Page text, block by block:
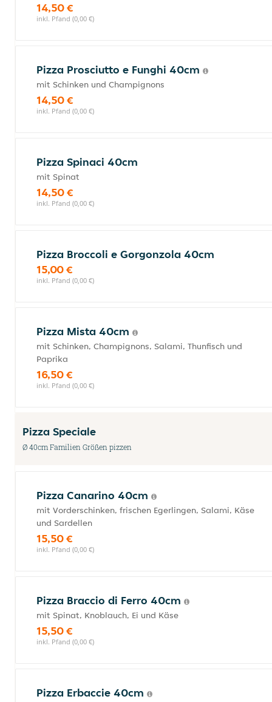
14,50 €
inkl. Pfand (0,00 €)
Pizza Prosciutto e Funghi 40cm
mit Schinken und Champignons
14,50 €
inkl. Pfand (0,00 €)
Pizza Spinaci 40cm
mit Spinat
14,50 €
inkl. Pfand (0,00 €)
Pizza Broccoli e Gorgonzola 40cm
15,00 €
inkl. Pfand (0,00 €)
Pizza Mista 40cm
mit Schinken, Champignons, Salami, Thunfisch und
Paprika
16,50 €
inkl. Pfand (0,00 €)
Pizza Speciale
Ø 40cm Familien Größen pizzen
Pizza Canarino 40cm
mit Vorderschinken, frischen Egerlingen, Salami, Käse
und Sardellen
15,50 €
inkl. Pfand (0,00 €)
Pizza Braccio di Ferro 40cm
mit Spinat, Knoblauch, Ei und Käse
15,50 €
inkl. Pfand (0,00 €)
Pizza Erbaccie 40cm